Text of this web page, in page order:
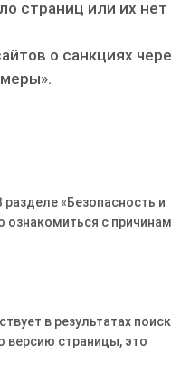
страниц или их нет
о санкциях
«Безопасность и
с
в результатах
версию страницы, это